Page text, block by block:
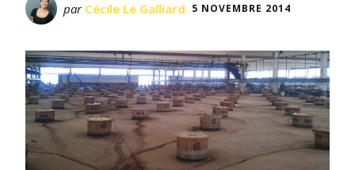
par Cécile Le Galliard 5 NOVEMBRE 2014